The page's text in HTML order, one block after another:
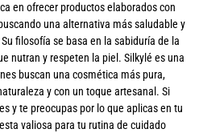
en ofrecer productos elaborados con
una alternativa más saludable y
filosofía se basa en la sabiduría de la
nutran y respeten la piel. Silkylé es una
buscan una cosmética más pura,
y con un toque artesanal. Si
y te preocupas por lo que aplicas en tu
valiosa para tu rutina de cuidado